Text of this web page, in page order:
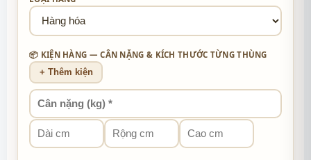
📦 KIỆN HÀNG — CÂN NẶNG & KÍCH THƯỚC TỪNG THÙNG
+ Thêm kiện